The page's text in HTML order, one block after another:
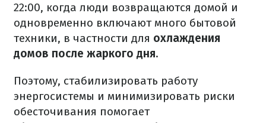
22:00, когда люди возвращаются домой и
одновременно включают много бытовой
техники, в частности для охлаждения
домов после жаркого дня.
Поэтому, стабилизировать работу
энергосистемы и минимизировать риски
обесточивания помогает